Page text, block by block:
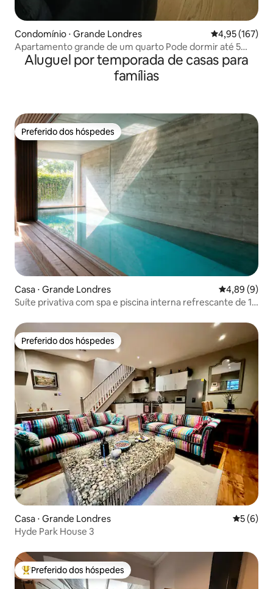
Condomínio ⋅ Grande Londres 4,95 de uma
4,95 (167)
Apartamento grande de um quarto Pode dormir até 5
pessoas
Aluguel por temporada de casas para
famílias
Preferido dos hóspedes
Preferido dos hóspedes
Casa ⋅ Grande Londres 4,89 de uma
4,89 (9)
Suíte privativa com spa e piscina interna refrescante de 12
Preferido dos hóspedes
Preferido dos hóspedes
Casa ⋅ Grande Londres 5 de
5 (6)
Hyde Park House 3
Entre os melhores preferidos dos hóspedes
Preferido dos hóspedes